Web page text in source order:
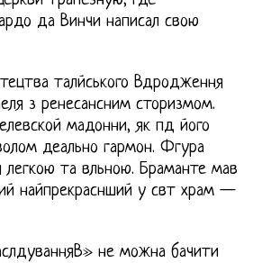
да Винчи написал свою
талйського Вдродження
з ренесансним сторизмом.
мадонни, як пд його
деально гармон. Фгура
легкою та вльною. Браманте мав
найпрекраснший у свт храм —
не можна бачити